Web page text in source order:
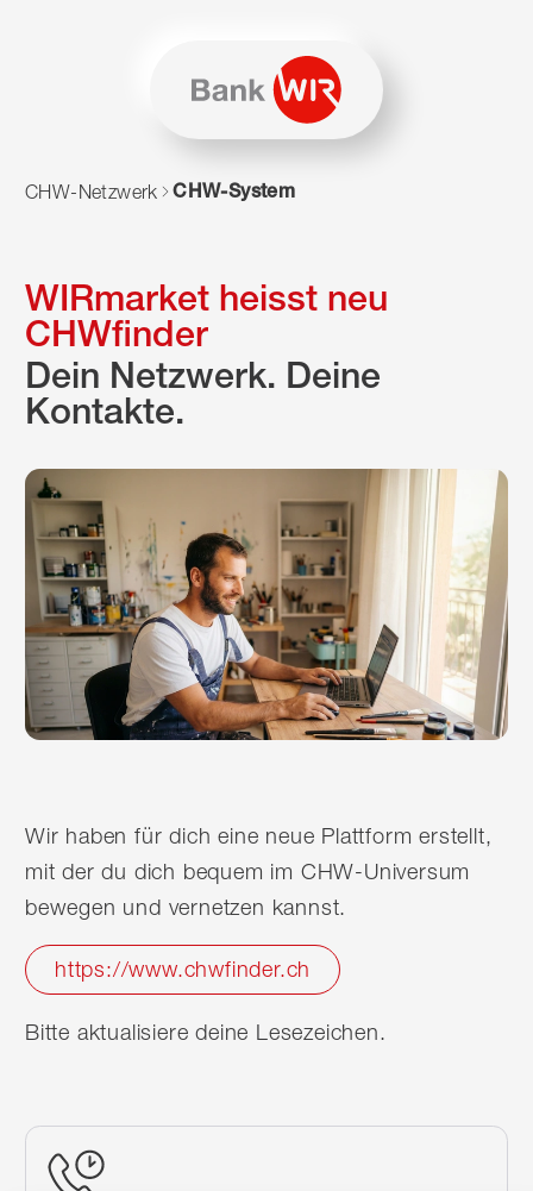
Zum Navigieren dieser Seite wird JavaScript benötigt.
CHW-Netzwerk CHW-System
WIRmarket heisst neu
CHWfinder
Dein Netzwerk. Deine
Kontakte.
Wir haben für dich eine neue Plattform erstellt,
mit der du dich bequem im CHW-Universum
bewegen und vernetzen kannst.
https://www.chwfinder.ch
Bitte aktualisiere deine Lesezeichen.